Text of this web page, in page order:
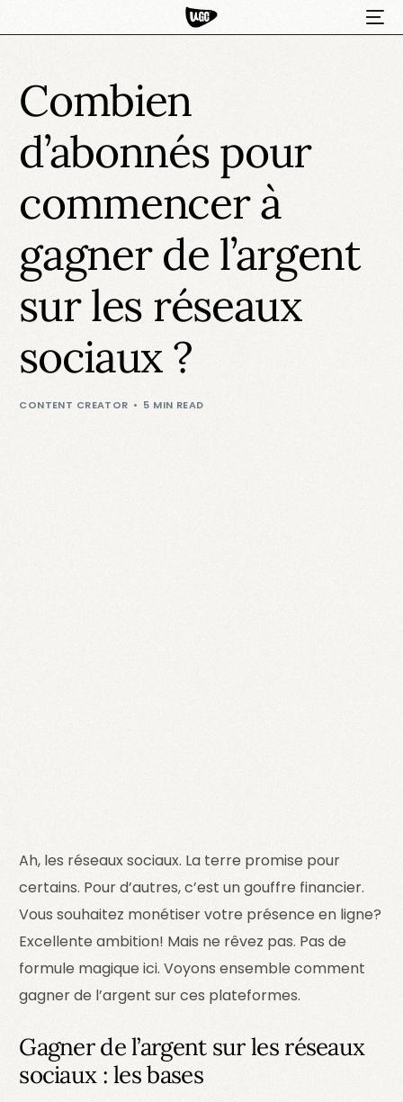
Combien
d’abonnés pour
commencer à
gagner de l’argent
sur les réseaux
sociaux ?
CONTENT CREATOR 5 MIN READ
Ah, les réseaux sociaux. La terre promise pour
certains. Pour d’autres, c’est un gouffre financier.
Vous souhaitez monétiser votre présence en ligne?
Excellente ambition! Mais ne rêvez pas. Pas de
formule magique ici. Voyons ensemble comment
gagner de l’argent sur ces plateformes.
Gagner de l’argent sur les réseaux
sociaux : les bases
HOT